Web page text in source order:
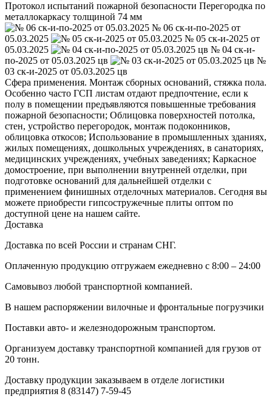
Протокол испытаний пожарной безопасности Перегородка по
металлокаркасу толщиной 74 мм
№ 06 ск-и-по-2025 от
05.03.2025
№ 05 ск-и-2025 от
05.03.2025
№ 04 ск-и-
по-2025 от 05.03.2025 цв
№
03 ск-и-2025 от 05.03.2025 цв
Сфера применения. Монтаж сборных оснований, стяжка пола.
Особенно часто ГСП листам отдают предпочтение, если к
полу в помещении предъявляются повышенные требования
пожарной безопасности; Облицовка поверхностей потолка,
стен, устройство перегородок, монтаж подоконников,
облицовка откосов; Использование в промышленных зданиях,
жилых помещениях, дошкольных учреждениях, в санаториях,
медицинских учреждениях, учебных заведениях; Каркасное
домостроение, при выполнении внутренней отделки, при
подготовке оснований для дальнейшей отделки с
применением финишных отделочных материалов. Сегодня вы
можете приобрести гипсостружечные плиты оптом по
доступной цене на нашем сайте.
Доставка
Доставка по всей России и странам СНГ.
Оплаченную продукцию отгружаем ежедневно с 8:00 – 24:00
Самовывоз любой транспортной компанией.
В нашем распоряжении вилочные и фронтальные погрузчики
Поставки авто- и железнодорожным транспортом.
Организуем доставку транспортной компанией для грузов от
20 тонн.
Доставку продукции заказываем в отделе логистики
предприятия 8 (83147) 7-59-45